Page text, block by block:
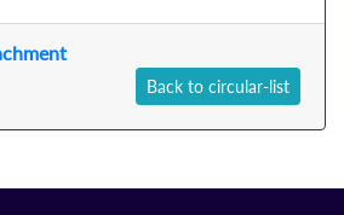
Back to circular-list